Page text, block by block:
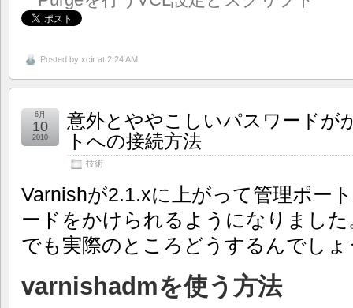
Posted by xcir at 2:24 AM
意外とややこしいパスワードが
トへの接続方法
技術
6月
10
2010
Varnishが2.1.xに上がって管理ポー
ードをかけられるようになりました
でも実際のところどうするんでしょ
varnishadmを使う方法